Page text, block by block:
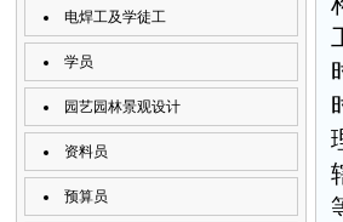
电焊工及学徒工
学员
园艺园林景观设计
资料员
预算员